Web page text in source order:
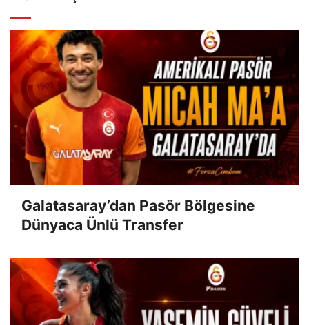
Galatasaray’dan Pasör Bölgesine
Dünyaca Ünlü Transfer